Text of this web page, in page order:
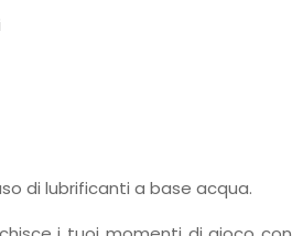
di lubrificanti a base acqua.